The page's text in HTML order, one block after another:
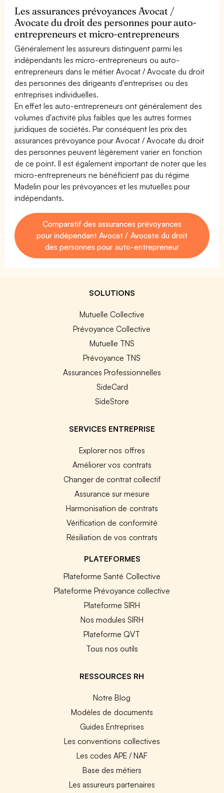
Les assurances prévoyances Avocat /
Avocate du droit des personnes pour auto-
entrepreneurs et micro-entrepreneurs
Généralement les assureurs distinguent parmi les
indépendants les micro-entrepreneurs ou auto-
entrepreneurs dans le métier Avocat / Avocate du droit
des personnes des dirigeants d'entreprises ou des
entreprises individuelles.
En effet les auto-entrepreneurs ont généralement des
volumes d'activité plus faibles que les autres formes
juridiques de sociétés. Par conséquent les prix des
assurances prévoyance pour Avocat / Avocate du droit
des personnes peuvent légèrement varier en fonction
de ce point. Il est également important de noter que les
micro-entrepreneurs ne bénéficient pas du régime
Madelin pour les prévoyances et les mutuelles pour
indépendants.
Comparatif des assurances prévoyances
pour indépendant Avocat / Avocate du droit
des personnes pour auto-entrepreneur
SOLUTIONS
Mutuelle Collective
Prévoyance Collective
Mutuelle TNS
Prévoyance TNS
Assurances Professionnelles
SideCard
SideStore
SERVICES ENTREPRISE
Explorer nos offres
Améliorer vos contrats
Changer de contrat collectif
Assurance sur mesure
Harmonisation de contrats
Vérification de conformité
Résiliation de vos contrats
PLATEFORMES
Plateforme Santé Collective
Plateforme Prévoyance collective
Plateforme SIRH
Nos modules SIRH
Plateforme QVT
Tous nos outils
RESSOURCES RH
Notre Blog
Modèles de documents
Guides Entreprises
Les conventions collectives
Les codes APE / NAF
Base des métiers
Les assureurs partenaires